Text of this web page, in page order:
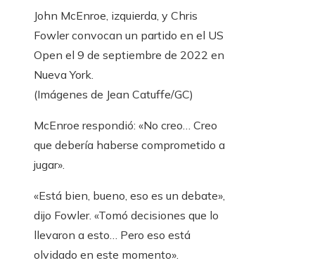
John McEnroe, izquierda, y Chris
Fowler convocan un partido en el US
Open el 9 de septiembre de 2022 en
Nueva York.
(Imágenes de Jean Catuffe/GC)
McEnroe respondió: «No creo… Creo
que debería haberse comprometido a
jugar».
«Está bien, bueno, eso es un debate»,
dijo Fowler. «Tomó decisiones que lo
llevaron a esto… Pero eso está
olvidado en este momento».